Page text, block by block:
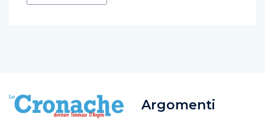
Argomenti